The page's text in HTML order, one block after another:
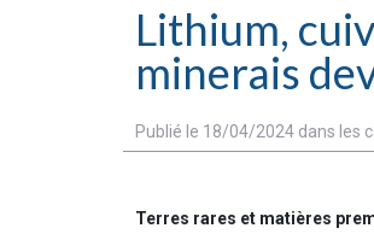
Lithium,
minerais
Publié le 18/04/2024 dans les
Terres rares et matières